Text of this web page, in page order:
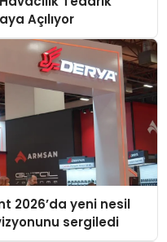
Açılıyor
2026’da yeni nesil
sergiledi